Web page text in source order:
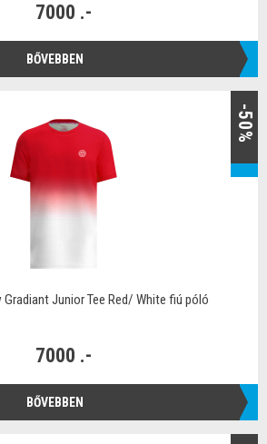
7000 .-
BŐVEBBEN
-50%
Gradiant Junior Tee Red/ White fiú póló
7000 .-
BŐVEBBEN